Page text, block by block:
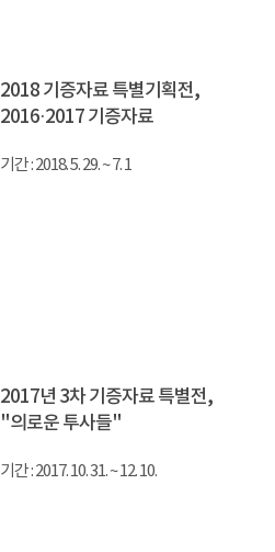
2018 기증자료 특별기획전,
2016·2017 기증자료
기간 : 2018. 5. 29. ~ 7. 1
2017년 3차 기증자료 특별전,
"의로운 투사들"
기간 : 2017. 10. 31. ~ 12. 10.